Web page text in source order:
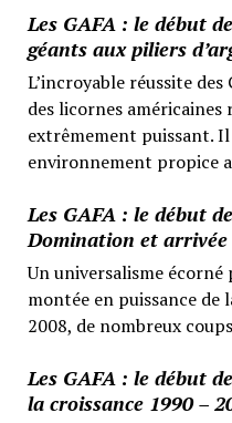
Les GAFA : le début
géants aux piliers
L’incroyable réussite
des licornes américaines
extrêmement puissant.
environnement propice
Les GAFA : le début
Domination et arrivée
Un universalisme
montée en puissance de
2008, de nombreux
Les GAFA : le début
la croissance 1990 –